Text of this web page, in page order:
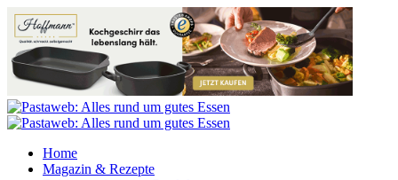
Home
Magazin & Rezepte